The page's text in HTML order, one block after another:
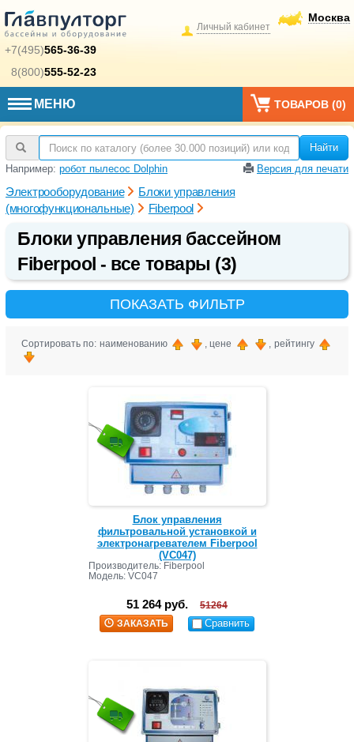
+7(495)565-36-39
8(800)555-52-23
Москва
Личный кабинет
МЕНЮ ТОВАРОВ (0)
Найти
Например: робот пылесос Dolphin Версия для печати
Электрооборудование
Блоки управления
(многофункциональные)
Fiberpool
Блоки управления бассейном
Fiberpool - все товары (3)
ПОКАЗАТЬ ФИЛЬТР
Сортировать по: наименованию , цене , рейтингу
Блок управления
фильтровальной установкой и
электронагревателем Fiberpool
(VC047)
Производитель: Fiberpool
Модель: VC047
51 264 руб.
51264
ЗАКАЗАТЬ
Сравнить